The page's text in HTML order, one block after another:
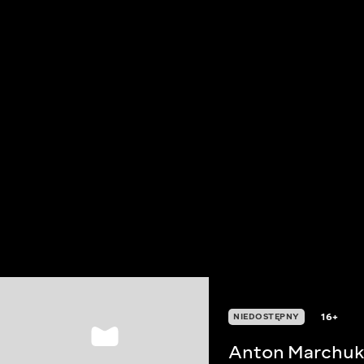
NIEDOSTĘPNY 16+
Anton Marchuk